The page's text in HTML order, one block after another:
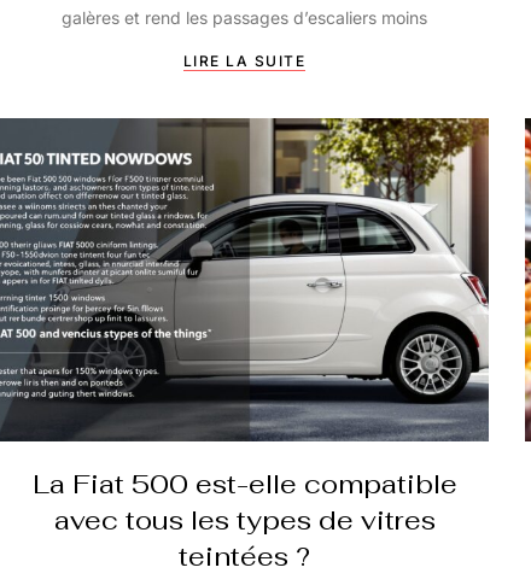
galères et rend les passages d’escaliers moins
LIRE LA SUITE
La Fiat 500 est-elle compatible
avec tous les types de vitres
teintées ?